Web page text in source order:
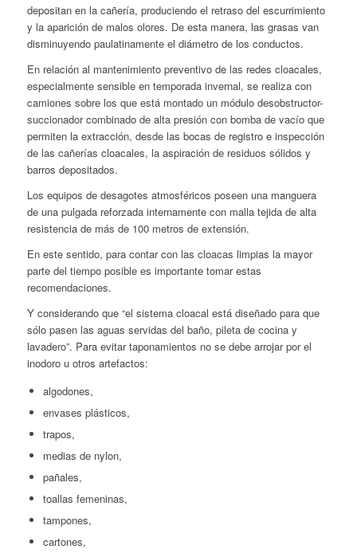
depositan en la cañería, produciendo el retraso del escurrimiento
y la aparición de malos olores. De esta manera, las grasas van
disminuyendo paulatinamente el diámetro de los conductos.
En relación al mantenimiento preventivo de las redes cloacales,
especialmente sensible en temporada invernal, se realiza con
camiones sobre los que está montado un módulo desobstructor-
succionador combinado de alta presión con bomba de vacío que
permiten la extracción, desde las bocas de registro e inspección
de las cañerías cloacales, la aspiración de residuos sólidos y
barros depositados.
Los equipos de desagotes atmosféricos poseen una manguera
de una pulgada reforzada internamente con malla tejida de alta
resistencia de más de 100 metros de extensión.
En este sentido, para contar con las cloacas limpias la mayor
parte del tiempo posible es importante tomar estas
recomendaciones.
Y considerando que “el sistema cloacal está diseñado para que
sólo pasen las aguas servidas del baño, pileta de cocina y
lavadero”. Para evitar taponamientos no se debe arrojar por el
inodoro u otros artefactos:
algodones,
envases plásticos,
trapos,
medias de nylon,
pañales,
toallas femeninas,
tampones,
cartones,